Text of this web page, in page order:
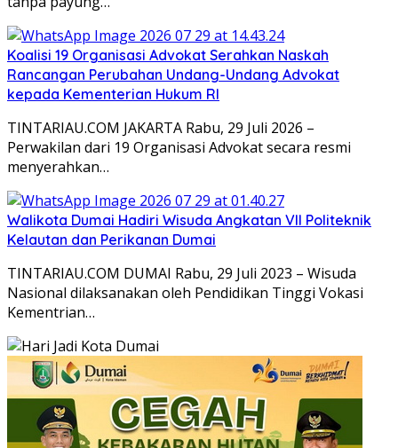
Koalisi 19 Organisasi Advokat Serahkan Naskah
Rancangan Perubahan Undang-Undang Advokat
kepada Kementerian Hukum RI
TINTARIAU.COM JAKARTA Rabu, 29 Juli 2026 –
Perwakilan dari 19 Organisasi Advokat secara resmi
menyerahkan…
Walikota Dumai Hadiri Wisuda Angkatan VII Politeknik
Kelautan dan Perikanan Dumai
TINTARIAU.COM DUMAI Rabu, 29 Juli 2023 – Wisuda
Nasional dilaksanakan oleh Pendidikan Tinggi Vokasi
Kementrian…